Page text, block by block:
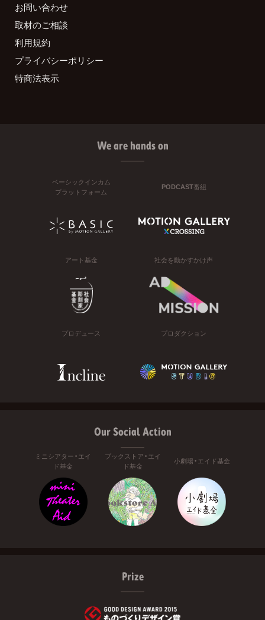
お問い合わせ
取材のご相談
利用規約
プライバシーポリシー
特商法表示
We are hands on
ベーシックインカム
プラットフォーム
PODCAST番組
アート基金 社会を動かすかけ声
プロデュース プロダクション
Our Social Action
ミニシアター・エイ
ド基金
ブックストア・エイ
ド基金
小劇場・エイド基金
Prize